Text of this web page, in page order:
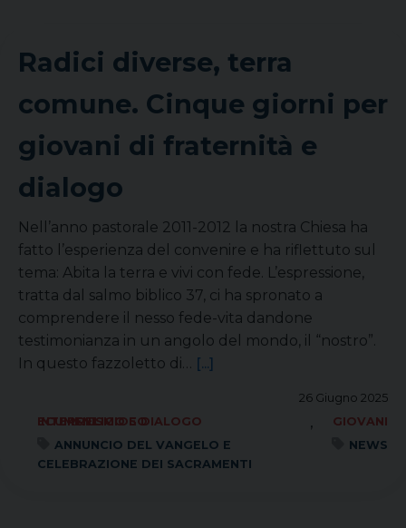
Radici diverse, terra
comune. Cinque giorni per
giovani di fraternità e
dialogo
Nell’anno pastorale 2011-2012 la nostra Chiesa ha
fatto l’esperienza del convenire e ha riflettuto sul
tema: Abita la terra e vivi con fede. L’espressione,
tratta dal salmo biblico 37, ci ha spronato a
comprendere il nesso fede-vita dandone
testimonianza in un angolo del mondo, il “nostro”.
In questo fazzoletto di… [...]
26 Giugno 2025
ECUMENISMO E DIALOGO INTERRELIGIOSO
,
GIOVANI
ANNUNCIO DEL VANGELO E
CELEBRAZIONE DEI SACRAMENTI
NEWS